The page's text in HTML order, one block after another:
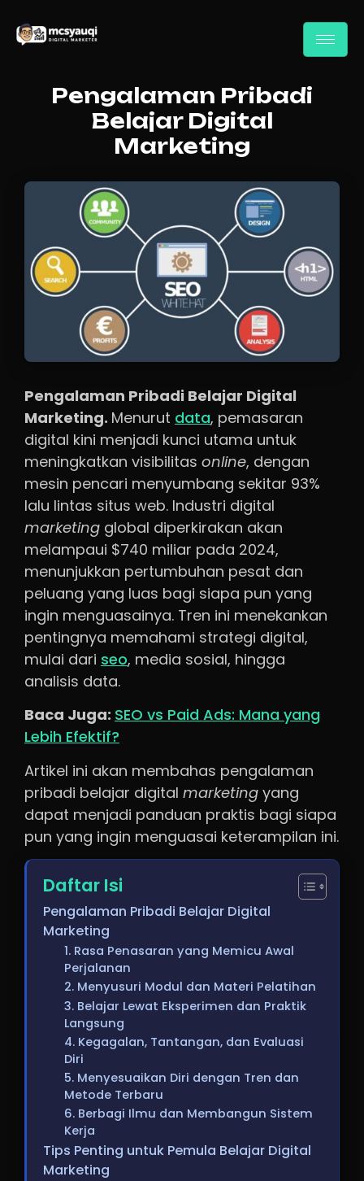
Pengalaman Pribadi
Belajar Digital
Marketing
Pengalaman Pribadi Belajar Digital
Marketing. Menurut data, pemasaran
digital kini menjadi kunci utama untuk
meningkatkan visibilitas online, dengan
mesin pencari menyumbang sekitar 93%
lalu lintas situs web. Industri digital
marketing global diperkirakan akan
melampaui $740 miliar pada 2024,
menunjukkan pertumbuhan pesat dan
peluang yang luas bagi siapa pun yang
ingin menguasainya. Tren ini menekankan
pentingnya memahami strategi digital,
mulai dari seo, media sosial, hingga
analisis data.
Baca Juga: SEO vs Paid Ads: Mana yang
Lebih Efektif?
Artikel ini akan membahas pengalaman
pribadi belajar digital marketing yang
dapat menjadi panduan praktis bagi siapa
pun yang ingin menguasai keterampilan ini.
Daftar Isi
Pengalaman Pribadi Belajar Digital
Marketing
1. Rasa Penasaran yang Memicu Awal
Perjalanan
2. Menyusuri Modul dan Materi Pelatihan
3. Belajar Lewat Eksperimen dan Praktik
Langsung
4. Kegagalan, Tantangan, dan Evaluasi
Diri
5. Menyesuaikan Diri dengan Tren dan
Metode Terbaru
6. Berbagi Ilmu dan Membangun Sistem
Kerja
Tips Penting untuk Pemula Belajar Digital
Marketing